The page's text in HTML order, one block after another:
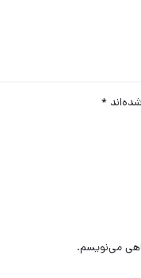
*
می‌نویسم.